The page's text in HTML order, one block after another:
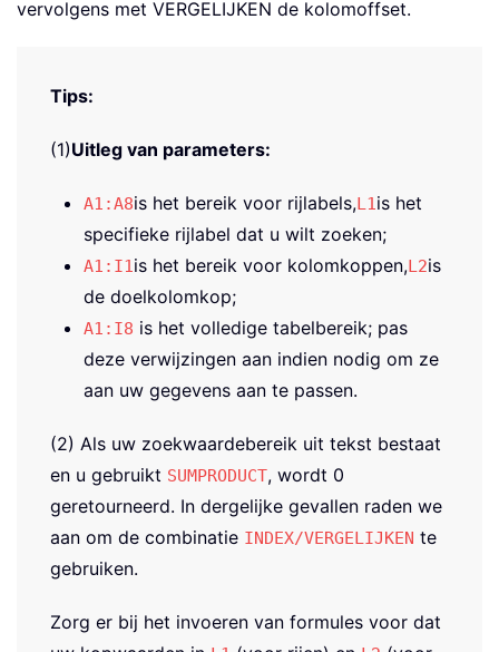
vervolgens met VERGELIJKEN de kolomoffset.
Tips:
(1)Uitleg van parameters:
A1:A8is het bereik voor rijlabels,L1 is het
specifieke rijlabel dat u wilt zoeken;
A1:I1 is het bereik voor kolomkoppen,L2is
de doelkolomkop;
A1:I8 is het volledige tabelbereik; pas
deze verwijzingen aan indien nodig om ze
aan uw gegevens aan te passen.
(2) Als uw zoekwaardebereik uit tekst bestaat
en u gebruikt SUMPRODUCT, wordt 0
geretourneerd. In dergelijke gevallen raden we
aan om de combinatie INDEX/VERGELIJKEN te
gebruiken.
Zorg er bij het invoeren van formules voor dat